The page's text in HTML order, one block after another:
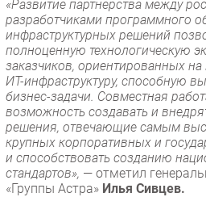
«Развитие партнерства между
разработчиками программного
инфраструктурных решений
полноценную технологическую
заказчиков, ориентированных
ИТ-инфраструктуру, способную
бизнес-задачи. Совместная
возможность создавать и
решения, отвечающие самым
крупных корпоративных и
и способствовать созданию
стандартов», — отметил
«Группы Астра» Илья Сивцев.